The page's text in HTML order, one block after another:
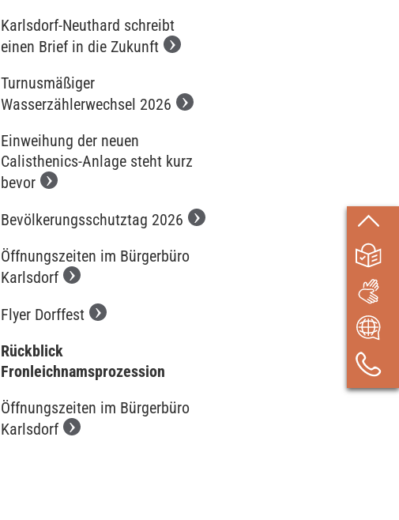
Karlsdorf-Neuthard schreibt
einen Brief in die Zukunft
Turnusmäßiger
Wasserzählerwechsel 2026
Einweihung der neuen
Calisthenics-Anlage steht kurz
bevor
Bevölkerungsschutztag 2026
Öffnungszeiten im Bürgerbüro
Karlsdorf
Flyer Dorffest
Rückblick
Fronleichnamsprozession
Öffnungszeiten im Bürgerbüro
Karlsdorf